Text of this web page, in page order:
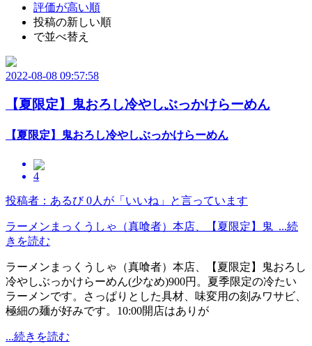
評価が高い順
投稿の新しい順
で並べ替え
2022-08-08 09:57:58
【夏限定】鬼おろし冷やしぶっかけらーめん
【夏限定】鬼おろし冷やしぶっかけらーめん
4
投稿者：あるび0人が「いいね」と言っています
ラーメンまっくうしゃ（真喰者）本店、【夏限定】鬼 ...続
きを読む
ラーメンまっくうしゃ（真喰者）本店、【夏限定】鬼おろし
冷やしぶっかけらーめん(少なめ)900円。夏季限定の冷たい
ラーメンです。さっぱりとした具材、味変用の刻みワサビ、
極細の麺が好みです。10:00開店はありが
...続きを読む